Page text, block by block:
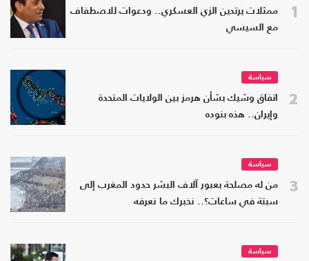
1
ممثلات يرتدين الزي العسكري.. ودعوات للاصطفاف
مع السيسي
2
سياسة
اتفاق وشيك بشأن هرمز بين الولايات المتحدة
وإيران.. هذه بنوده
3
سياسة
من له مصلحة بعبور آلاف البشر حدود المغرب إلى
سبتة في ساعات؟.. نخبرك ما نعرفه
سياسة